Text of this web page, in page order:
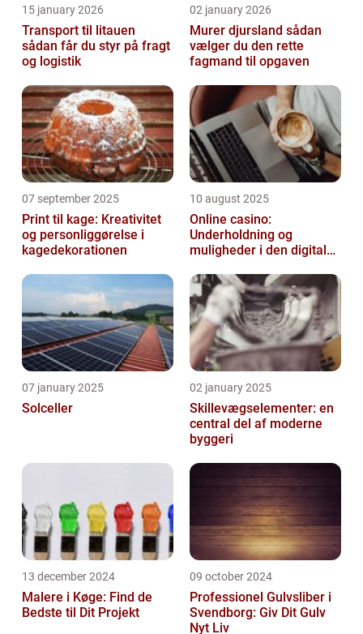
15 january 2026
Transport til litauen
sådan får du styr på fragt
og logistik
02 january 2026
Murer djursland sådan
vælger du den rette
fagmand til opgaven
07 september 2025
Print til kage: Kreativitet
og personliggørelse i
kagedekorationen
10 august 2025
Online casino:
Underholdning og
muligheder i den digitale
07 january 2025
Solceller
02 january 2025
Skillevægselementer: en
central del af moderne
byggeri
13 december 2024
Malere i Køge: Find de
Bedste til Dit Projekt
09 october 2024
Professionel Gulvsliber i
Svendborg: Giv Dit Gulv
Nyt Liv